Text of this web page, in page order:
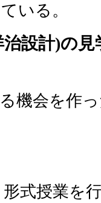
いる。
治設計)の
機会を作
式授業を